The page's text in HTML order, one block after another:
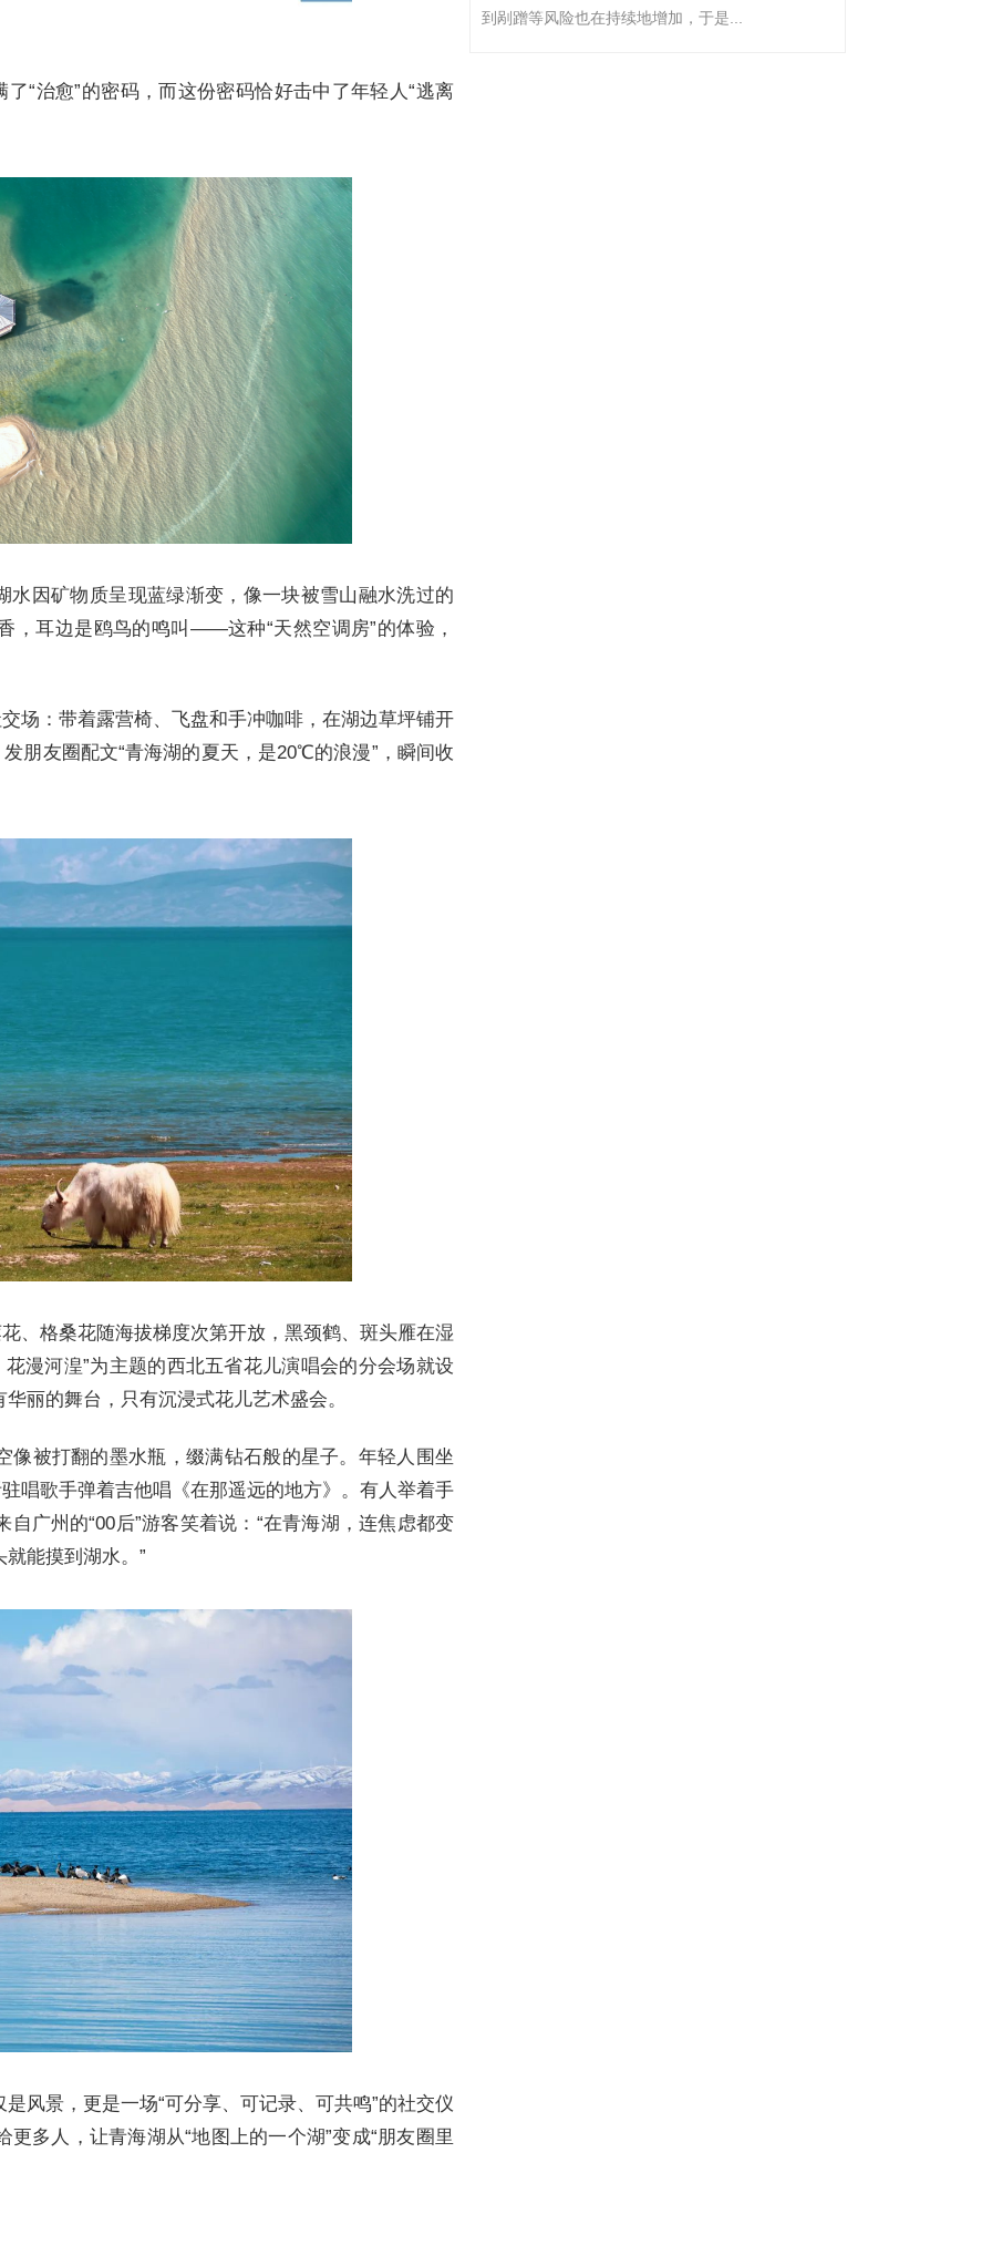
“治愈”的密码，而这份密码恰好击中了年轻人“逃离
因矿物质呈现蓝绿渐变，像一块被雪山融水洗过的
，耳边是鸥鸟的鸣叫——这种“天然空调房”的体验，
场：带着露营椅、飞盘和手冲咖啡，在湖边草坪铺开
朋友圈配文“青海湖的夏天，是20℃的浪漫”，瞬间收
、格桑花随海拔梯度次第开放，黑颈鹤、斑头雁在湿
漫河湟”为主题的西北五省花儿演唱会的分会场就设
丽的舞台，只有沉浸式花儿艺术盛会。
像被打翻的墨水瓶，缀满钻石般的星子。年轻人围坐
唱歌手弹着吉他唱《在那遥远的地方》。有人举着手
广州的“00后”游客笑着说：“在青海湖，连焦虑都变
能摸到湖水。”
风景，更是一场“可分享、可记录、可共鸣”的社交仪
多人，让青海湖从“地图上的一个湖”变成“朋友圈里
到剐蹭等风险也在持续地增加，于是...